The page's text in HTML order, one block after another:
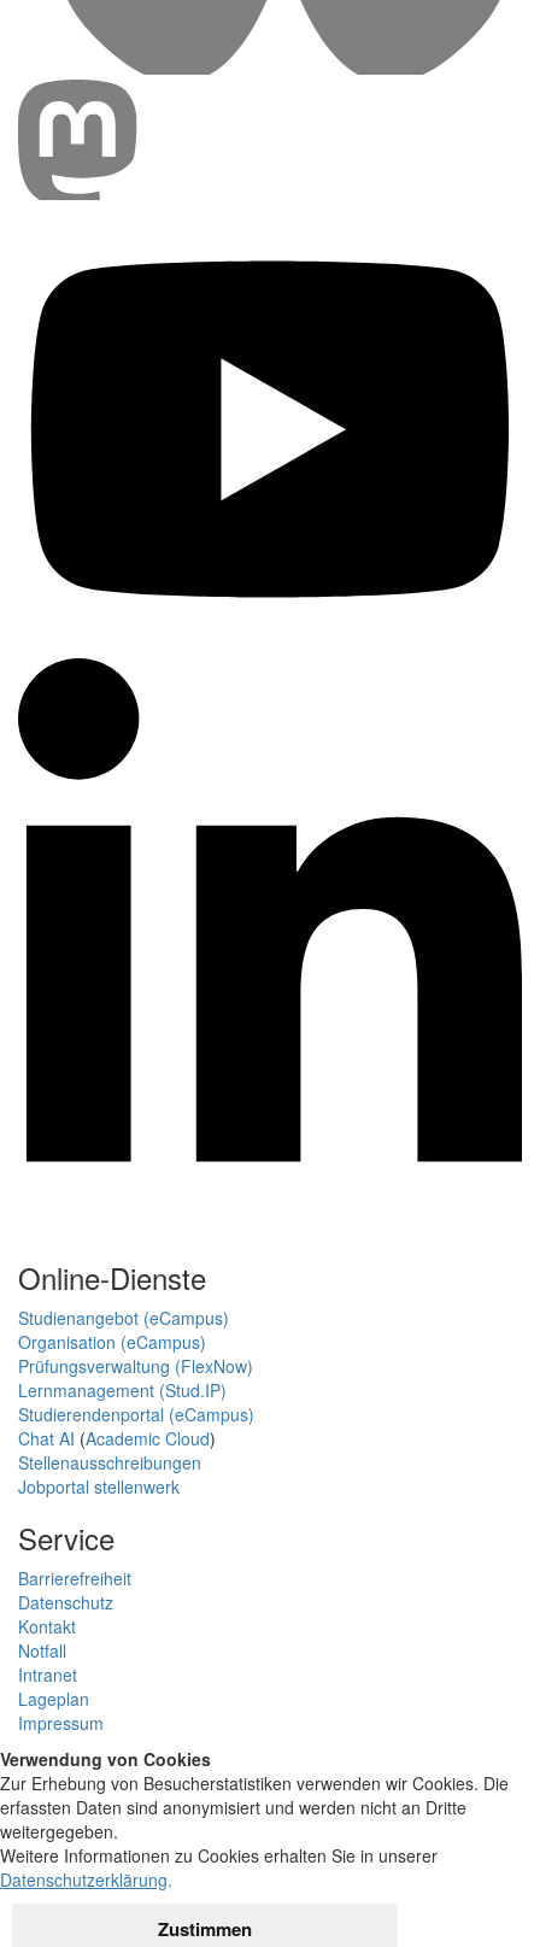
Online-Dienste
Studienangebot (eCampus)
Organisation (eCampus)
Prüfungsverwaltung (FlexNow)
Lernmanagement (Stud.IP)
Studierendenportal (eCampus)
Chat AI (Academic Cloud)
Stellenausschreibungen
Jobportal stellenwerk
Service
Barrierefreiheit
Datenschutz
Kontakt
Notfall
Intranet
Lageplan
Impressum
Verwendung von Cookies
Zur Erhebung von Besucherstatistiken verwenden wir Cookies. Die
erfassten Daten sind anonymisiert und werden nicht an Dritte
weitergegeben.
Weitere Informationen zu Cookies erhalten Sie in unserer
Datenschutzerklärung.
Zustimmen